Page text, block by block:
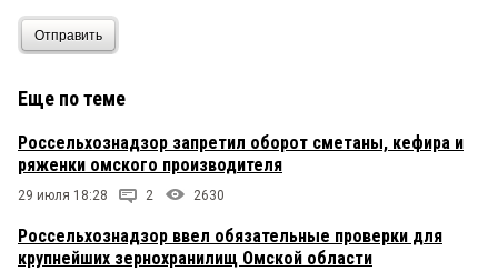
Отправить
Еще по теме
Россельхознадзор запретил оборот сметаны, кефира и
ряженки омского производителя
29 июля 18:28 2 2630
Россельхознадзор ввел обязательные проверки для
крупнейших зернохранилищ Омской области